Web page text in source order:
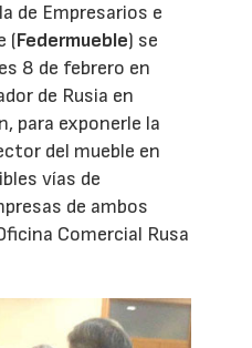
de Empresarios e
(Federmueble) se
8 de febrero en
de Rusia en
para exponerle la
del mueble en
vías de
de ambos
Comercial Rusa